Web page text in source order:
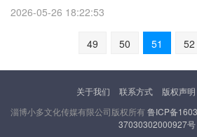
2026-05-26 18:22:53
49 50 51 52
关于我们 联系方式 版权声明
淄博小多文化传媒有限公司版权所有鲁ICP备
37030302000927号